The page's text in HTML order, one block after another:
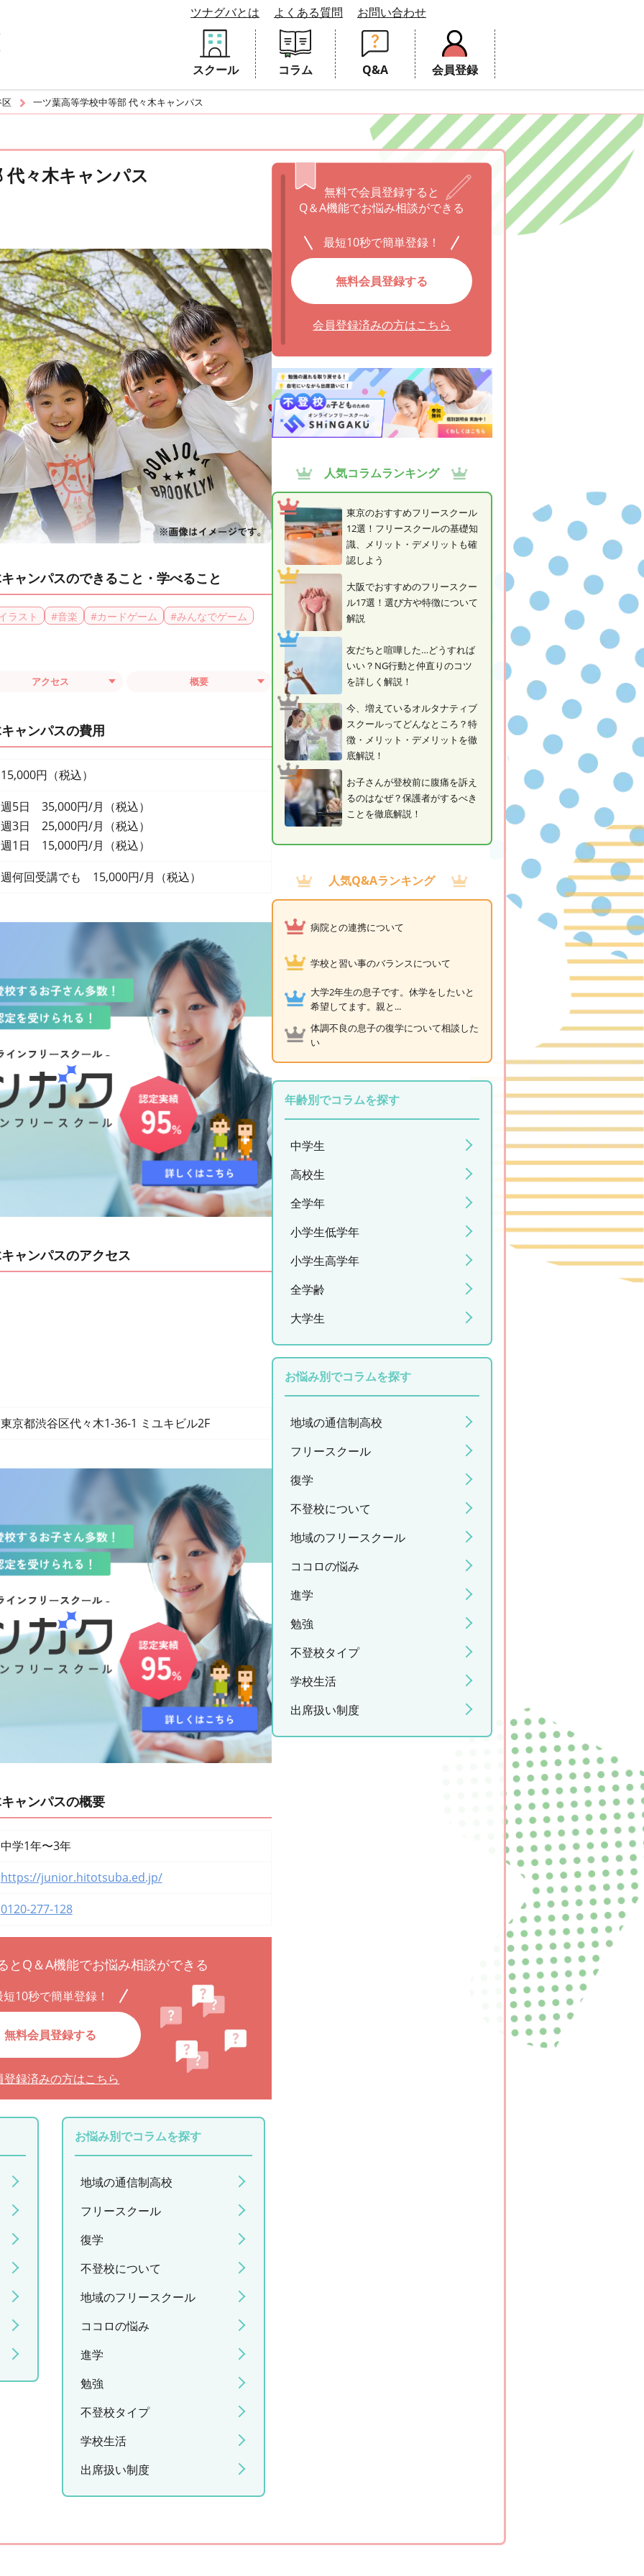
ツナグバとは よくある質問 お問い合わせ
スクール コラム Q&A 会員登録
区 一ツ葉高等学校中等部 代々木キャンパス
代々木キャンパス
ャンパスのできること・学べること
ラスト #音楽 #カードゲーム #みんなでゲーム
アクセス 概要
ャンパスの費用
15,000円（税込）
週5日 35,000円/月（税込）
週3日 25,000円/月（税込）
週1日 15,000円/月（税込）
週何回受講でも 15,000円/月（税込）
ャンパスのアクセス
東京都渋谷区代々木1-36-1 ミユキビル2F
ャンパスの概要
中学1年〜3年
https://junior.hitotsuba.ed.jp/
0120-277-128
とQ＆A機能でお悩み相談ができる
短10秒で簡単登録！
無料会員登録する
登録済みの方はこちら
お悩み別でコラムを探す
地域の通信制高校
フリースクール
復学
不登校について
地域のフリースクール
ココロの悩み
進学
勉強
不登校タイプ
学校生活
出席扱い制度
無料で会員登録すると
Q＆A機能でお悩み相談ができる
最短10秒で簡単登録！
無料会員登録する
会員登録済みの方はこちら
人気コラムランキング
東京のおすすめフリースクール
12選！フリースクールの基礎知
識、メリット・デメリットも確
認しよう
大阪でおすすめのフリースクー
ル17選！選び方や特徴について
解説
友だちと喧嘩した…どうすれば
いい？NG行動と仲直りのコツ
を詳しく解説！
今、増えているオルタナティブ
スクールってどんなところ？特
徴・メリット・デメリットを徹
底解説！
お子さんが登校前に腹痛を訴え
るのはなぜ？保護者がするべき
ことを徹底解説！
人気Q&Aランキング
病院との連携について
学校と習い事のバランスについて
大学2年生の息子です。休学をしたいと
希望してます。親と...
体調不良の息子の復学について相談した
い
年齢別でコラムを探す
中学生
高校生
全学年
小学生低学年
小学生高学年
全学齢
大学生
お悩み別でコラムを探す
地域の通信制高校
フリースクール
復学
不登校について
地域のフリースクール
ココロの悩み
進学
勉強
不登校タイプ
学校生活
出席扱い制度